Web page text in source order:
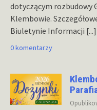
dotyczącym rozbudowy
Klembowie.
Biuletynie Informacji [...]
0 komentarzy